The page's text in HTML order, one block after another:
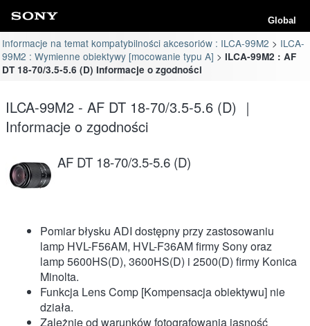
Global
Informacje na temat kompatybilności akcesoriów : ILCA-99M2
ILCA-
99M2 : Wymienne obiektywy [mocowanie typu A]
ILCA-99M2 : AF
DT 18-70/3.5-5.6 (D) Informacje o zgodności
ILCA-99M2 - AF DT 18-70/3.5-5.6 (D) ｜
Informacje o zgodności
AF DT 18-70/3.5-5.6 (D)
Pomiar błysku ADI dostępny przy zastosowaniu
lamp HVL-F56AM, HVL-F36AM firmy Sony oraz
lamp 5600HS(D), 3600HS(D) i 2500(D) firmy Konica
Minolta.
Funkcja Lens Comp [Kompensacja obiektywu] nie
działa.
Zależnie od warunków fotografowania jasność